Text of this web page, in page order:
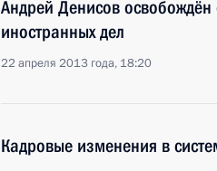
Андрей Денисов освобождён
иностранных дел
22 апреля 2013 года, 18:20
Кадровые изменения в